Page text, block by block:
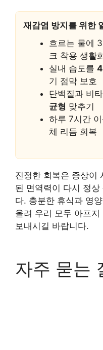
재감염 방지를 위한
흐르는 물에
크 착용 생활
실내 습도를
기 점막 보호
단백질과 비
균형 맞추기
하루 7시간
체 리듬 회복
진정한 회복은 증상이
된 면역력이 다시 정
다. 충분한 휴식과 영
올려 우리 모두 아프
보내시길 바랍니다.
자주 묻는